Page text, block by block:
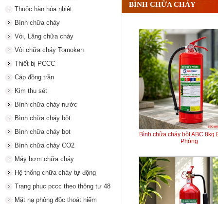
Thuốc hàn hóa nhiệt
Bình chữa cháy
Vòi, Lăng chữa cháy
Vòi chữa cháy Tomoken
Thiết bị PCCC
Cáp đồng trần
Kim thu sét
Bình chữa cháy nước
Bình chữa cháy bột
Bình chữa cháy bọt
Bình chữa cháy CO2
Máy bơm chữa cháy
Hệ thống chữa cháy tự động
Trang phục pccc theo thông tư 48
Mặt nạ phòng độc thoát hiểm
BÌNH CHỮA CHÁY
Bình chữa cháy bột ABC 8kg
Phòng